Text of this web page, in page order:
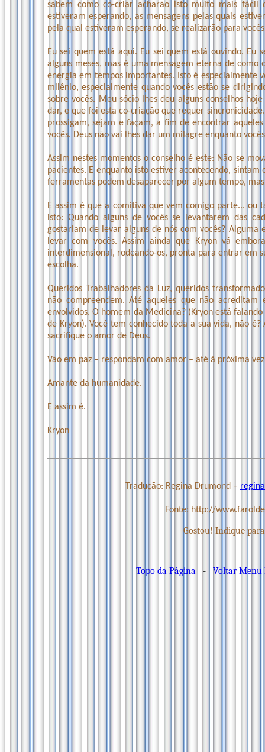
sabem como co-criar acharão isto muito mais fácil
estiveram esperando, as mensagens pelas quais
pela qual estiveram esperando, se realizarão para
Eu sei quem está aqui. Eu sei quem está ouvindo. Eu
alguns meses, mas é uma mensagem eterna de como
energia em tempos importantes. Isto é especialmente
milênio, especialmente quando vocês estão se
sobre vocês. Meu sócio lhes deu alguns conselhos
dar, e que foi esta co-criação que requer
prossigam, sejam e façam, a fim de encontrar
vocês. Deus não vai lhes dar um milagre enquanto
Assim nestes momentos o conselho é este: Não se
pacientes. E enquanto isto estiver acontecendo, sintam
ferramentas podem desaparecer por algum tempo,
E assim é que a comitiva que vem comigo parte... ou
isto: Quando alguns de vocês se levantarem das
gostariam de levar alguns de nós com vocês?
levar com vocês. Assim ainda que Kryon vá
interdimensional, rodeando-os, pronta para entrar em
escolha.
Queridos Trabalhadores da Luz, queridos
não compreendem. Até aqueles que não
envolvidos. O homem da Medicina? (Kryon está
de Kryon). Você tem conhecido toda a sua vida, não
sacrifique o amor de Deus.
Vão em paz – respondam com amor – até à próxima
Amante da humanidade.
E assim é.
Kryon
Tradução: Regina Drumond –
Fonte: http://
Gostou! Indique
Topo da Página - Voltar Menu